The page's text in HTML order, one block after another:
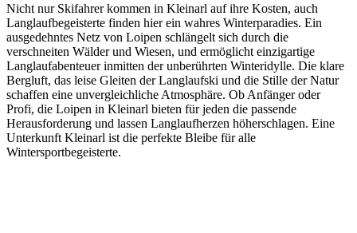
Nicht nur Skifahrer kommen in Kleinarl auf ihre Kosten, auch
Langlaufbegeisterte finden hier ein wahres Winterparadies. Ein
ausgedehntes Netz von Loipen schlängelt sich durch die
verschneiten Wälder und Wiesen, und ermöglicht einzigartige
Langlaufabenteuer inmitten der unberührten Winteridylle. Die klare
Bergluft, das leise Gleiten der Langlaufski und die Stille der Natur
schaffen eine unvergleichliche Atmosphäre. Ob Anfänger oder
Profi, die Loipen in Kleinarl bieten für jeden die passende
Herausforderung und lassen Langlaufherzen höherschlagen. Eine
Unterkunft Kleinarl ist die perfekte Bleibe für alle
Wintersportbegeisterte.